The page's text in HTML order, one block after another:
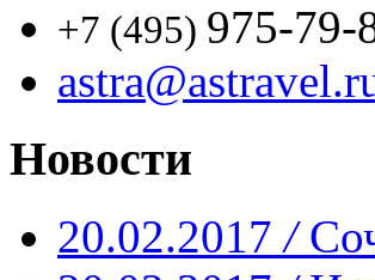
+7 (495) 975-79-
Новости
20.02.2017 /